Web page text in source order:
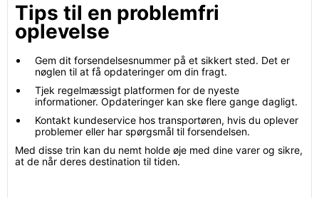
Tips til en problemfri
oplevelse
Gem dit forsendelsesnummer på et sikkert sted. Det er
nøglen til at få opdateringer om din fragt.
Tjek regelmæssigt platformen for de nyeste
informationer. Opdateringer kan ske flere gange dagligt.
Kontakt kundeservice hos transportøren, hvis du oplever
problemer eller har spørgsmål til forsendelsen.
Med disse trin kan du nemt holde øje med dine varer og sikre,
at de når deres destination til tiden.